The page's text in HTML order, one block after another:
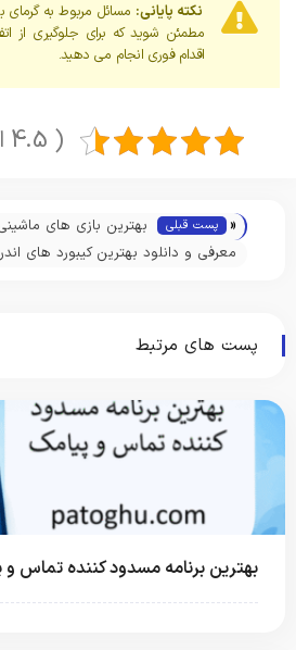
نکته پایانی: مسائل مربوط به گرمای
مطمئن شوید که برای جلوگیری از
اقدام فوری انجام می دهید.
( 4.5 از 5 ) از 2 رای
« پست قبلی
بهترین بازی های
10 بازی برتر 2024
معرفی و دانلود بهترین کیبورد های
پست های مرتبط
بهترین برنامه مسدود کننده تماس و